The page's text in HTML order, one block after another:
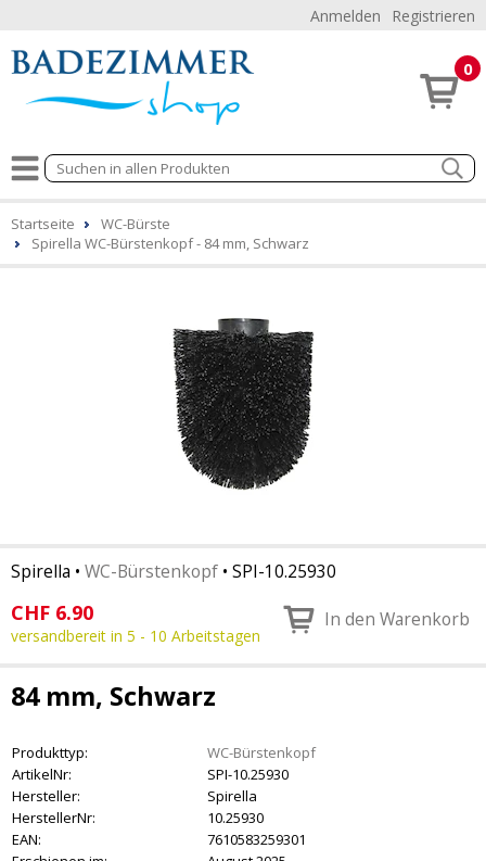
Anmelden Registrieren
0
Startseite
WC-Bürste
Spirella WC-Bürstenkopf - 84 mm, Schwarz
Spirella • WC-Bürstenkopf • SPI-10.25930
CHF 6.90
versandbereit in 5 - 10 Arbeitstagen
In den Warenkorb
84 mm, Schwarz
Produkttyp:
WC-Bürstenkopf
ArtikelNr:
SPI-10.25930
Hersteller:
Spirella
HerstellerNr:
10.25930
EAN:
7610583259301